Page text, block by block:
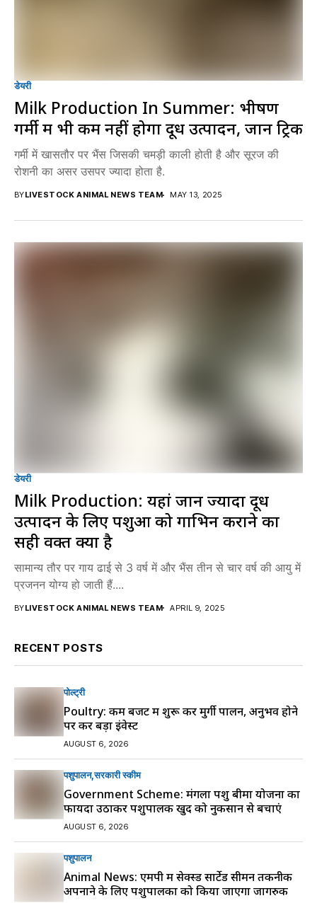
डेयरी
Milk Production In Summer: भीषण
गर्मी में भी कम नहीं होगा दूध उत्पादन, जानें ट्रिक
गर्मी में खासतौर पर भैंस जिसकी चमड़ी काली होती है और सूरज की
रोशनी का असर उसपर ज्यादा होता है.
BYLIVESTOCK ANIMAL NEWS TEAM MAY 13, 2025
डेयरी
Milk Production: यहां जानें ज्यादा दूध
उत्पादन के लिए पशुओं को गाभिन कराने का
सही वक्त क्या है
सामान्य तौर पर गाय ढाई से 3 वर्ष में और भैंस तीन से चार वर्ष की आयु में
प्रजनन योग्य हो जाती हैं....
BYLIVESTOCK ANIMAL NEWS TEAM APRIL 9, 2025
RECENT POSTS
पोल्ट्री
Poultry: कम बजट में शुरू करें मुर्गी पालन, अनुभव होने
पर करें बड़ा इंवेस्ट
AUGUST 6, 2026
पशुपालन सरकारी स्की‍म
Government Scheme: मंगला पशु बीमा योजना का
फायदा उठाकर पशुपालक खुद को नुकसान से बचाएं
AUGUST 6, 2026
पशुपालन
Animal News: एमपी में सेक्स्ड सार्टेड सीमन तकनीक
अपनाने के लिए पशुपालकों को किया जाएगा जागरुक